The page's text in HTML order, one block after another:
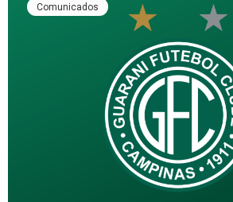
Comunicados